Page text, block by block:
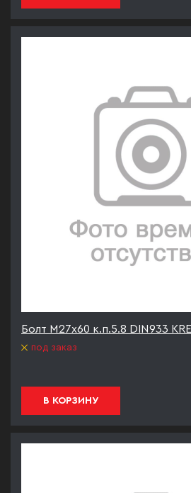
Болт М27х60 к.п.5.8 DIN933
под заказ
В КОРЗИНУ